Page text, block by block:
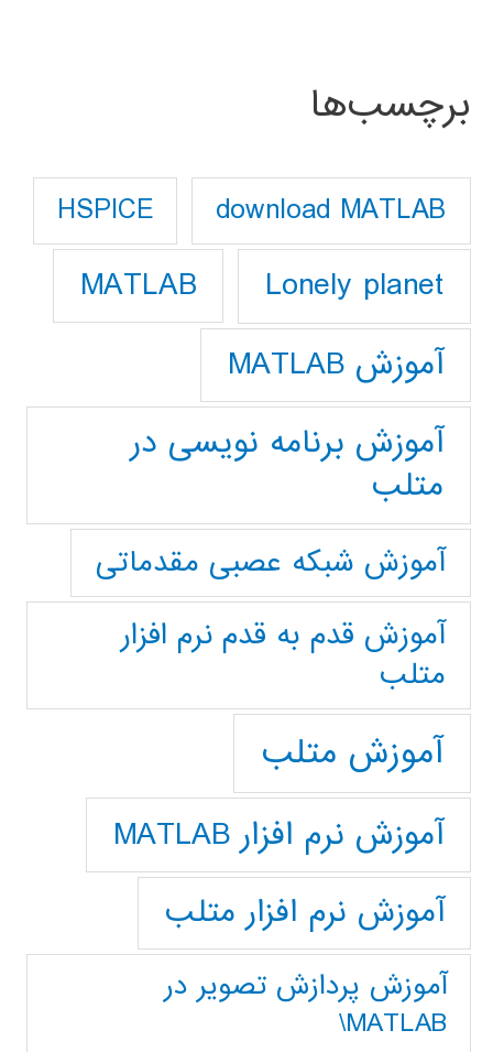
برچسب‌ها
download MATLAB
HSPICE
Lonely planet
MATLAB
آموزش MATLAB
آموزش برنامه نویسی در
متلب
آموزش شبکه عصبی مقدماتی
آموزش قدم به قدم نرم افزار
متلب
آموزش متلب
آموزش نرم افزار MATLAB
آموزش نرم افزار متلب
آموزش پردازش تصوير در
MATLAB\